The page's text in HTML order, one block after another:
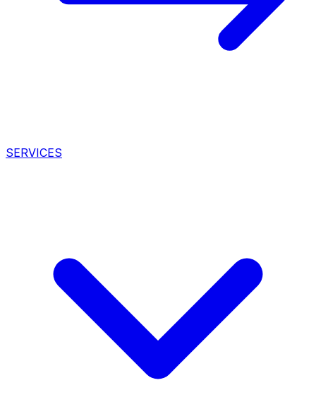
SERVICES